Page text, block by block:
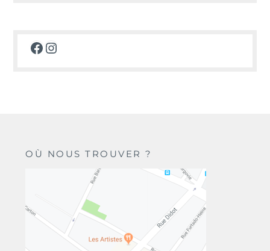
Facebook
Instagram
OÙ NOUS TROUVER ?